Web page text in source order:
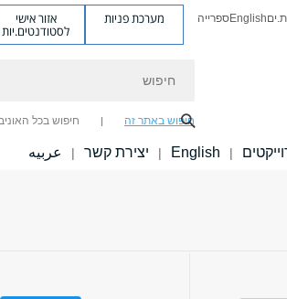
Englishספרייה מערכת פניות אזור אישי
לסטודנטים.יות
חיפוש באתר זה חיפוש בכל
|
English
| יצירת קשר | عربيه